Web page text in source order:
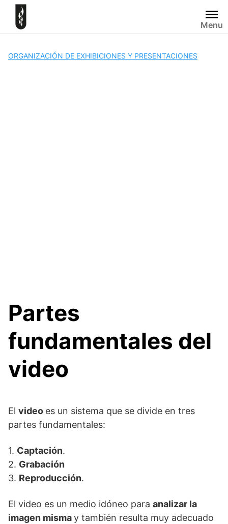
Skip
content
Menu
ORGANIZACIÓN DE EXHIBICIONES Y PRESENTACIONES
Partes
fundamentales del
video
El video es un sistema que se divide en tres
partes fundamentales:
1. Captación.
2. Grabación
3. Reproducción.
El video es un medio idóneo para analizar la
imagen mismay también resulta muy adecuado